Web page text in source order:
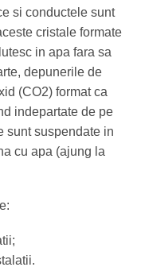
si conductele sunt
cristale formate
in apa fara sa
depunerile de
(CO2) format ca
indepartate de pe
sunt suspendate in
cu apa (ajung la